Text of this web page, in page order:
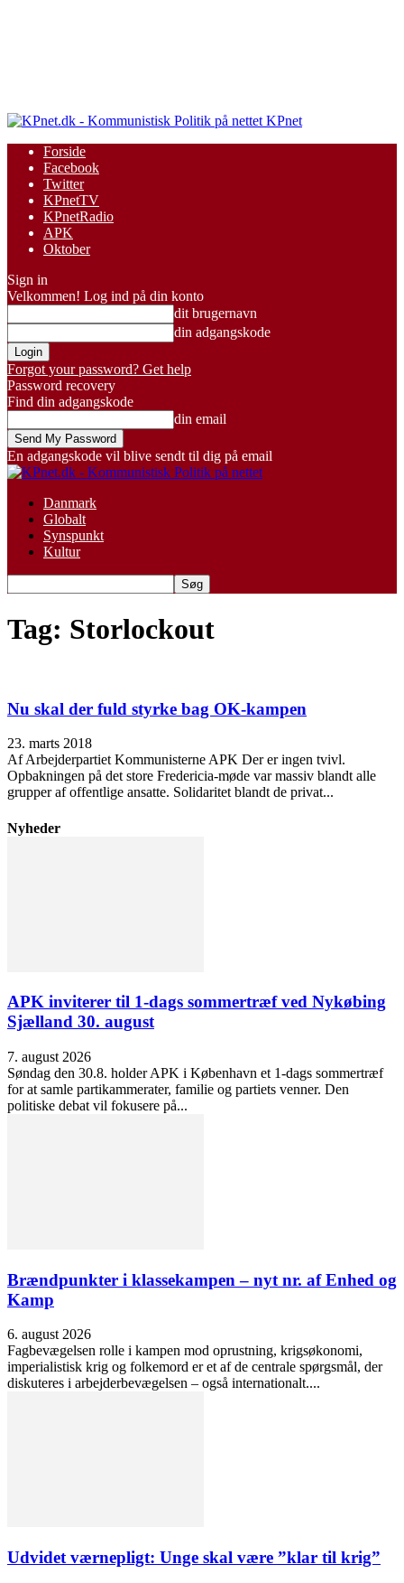
KPnet
Forside
Facebook
Twitter
KPnetTV
KPnetRadio
APK
Oktober
Sign in
Velkommen! Log ind på din konto
dit brugernavn
din adgangskode
Forgot your password? Get help
Password recovery
Find din adgangskode
din email
En adgangskode vil blive sendt til dig på email
Danmark
Globalt
Synspunkt
Kultur
Tag: Storlockout
Nu skal der fuld styrke bag OK-kampen
23. marts 2018
Af Arbejderpartiet Kommunisterne APK Der er ingen tvivl.
Opbakningen på det store Fredericia-møde var massiv blandt alle
grupper af offentlige ansatte. Solidaritet blandt de privat...
Nyheder
APK inviterer til 1-dags sommertræf ved Nykøbing
Sjælland 30. august
7. august 2026
Søndag den 30.8. holder APK i København et 1-dags sommertræf
for at samle partikammerater, familie og partiets venner. Den
politiske debat vil fokusere på...
Brændpunkter i klassekampen – nyt nr. af Enhed og
Kamp
6. august 2026
Fagbevægelsen rolle i kampen mod oprustning, krigsøkonomi,
imperialistisk krig og folkemord er et af de centrale spørgsmål, der
diskuteres i arbejderbevægelsen – også internationalt....
Udvidet værnepligt: Unge skal være ”klar til krig”